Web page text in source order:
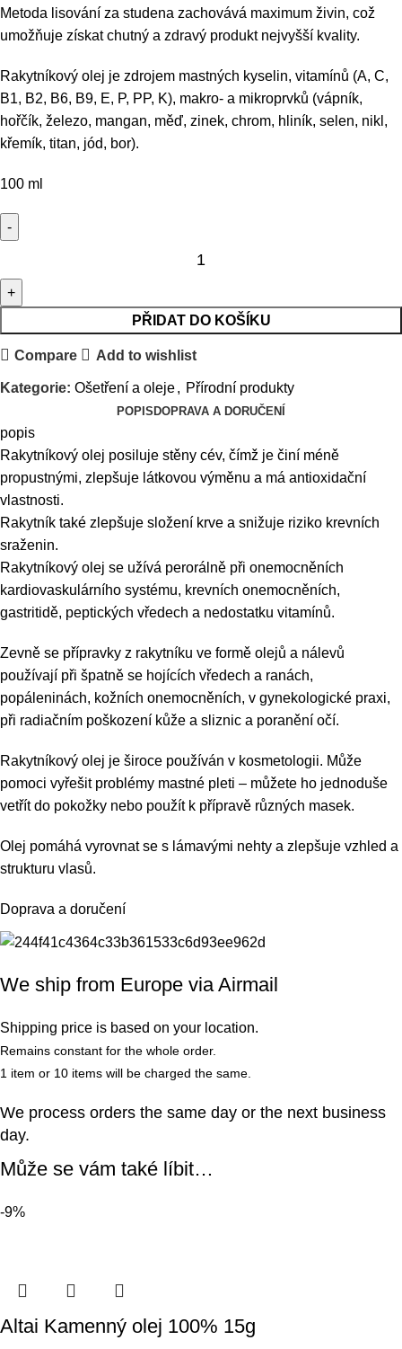
Metoda lisování za studena zachovává maximum živin, což
umožňuje získat chutný a zdravý produkt nejvyšší kvality.
Rakytníkový olej je zdrojem mastných kyselin, vitamínů (A, C,
B1, B2, B6, B9, E, P, PP, K), makro- a mikroprvků (vápník,
hořčík, železo, mangan, měď, zinek, chrom, hliník, selen, nikl,
křemík, titan, jód, bor).
100 ml
PŘIDAT DO KOŠÍKU
Compare Add to wishlist
Kategorie: Ošetření a oleje, Přírodní produkty
POPIS DOPRAVA A DORUČENÍ
popis
Rakytníkový olej posiluje stěny cév, čímž je činí méně
propustnými, zlepšuje látkovou výměnu a má antioxidační
vlastnosti.
Rakytník také zlepšuje složení krve a snižuje riziko krevních
sraženin.
Rakytníkový olej se užívá perorálně při onemocněních
kardiovaskulárního systému, krevních onemocněních,
gastritidě, peptických vředech a nedostatku vitamínů.
Zevně se přípravky z rakytníku ve formě olejů a nálevů
používají při špatně se hojících vředech a ranách,
popáleninách, kožních onemocněních, v gynekologické praxi,
při radiačním poškození kůže a sliznic a poranění očí.
Rakytníkový olej je široce používán v kosmetologii. Může
pomoci vyřešit problémy mastné pleti – můžete ho jednoduše
vetřít do pokožky nebo použít k přípravě různých masek.
Olej pomáhá vyrovnat se s lámavými nehty a zlepšuje vzhled a
strukturu vlasů.
Doprava a doručení
We ship from Europe via Airmail
Shipping price is based on your location.
Remains constant for the whole order.
1 item or 10 items will be charged the same.
We process orders the same day or the next business
day.
Může se vám také líbit…
-9%
Altai Kamenný olej 100% 15g